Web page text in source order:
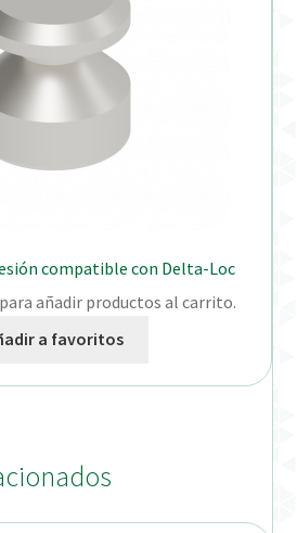
compatible con Delta-Loc
añadir productos al carrito.
a favoritos